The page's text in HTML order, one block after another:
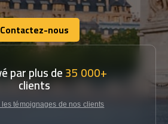
Contactez-nous
Contactez-nous
par plus de35 000+
clients
les témoignages de nos clients